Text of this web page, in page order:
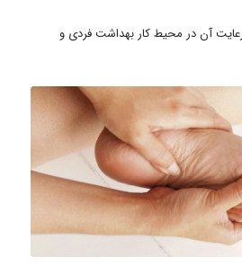
بهداشت فردی و ضرورت رعایت آن در محیط کار بهداشت فردی و